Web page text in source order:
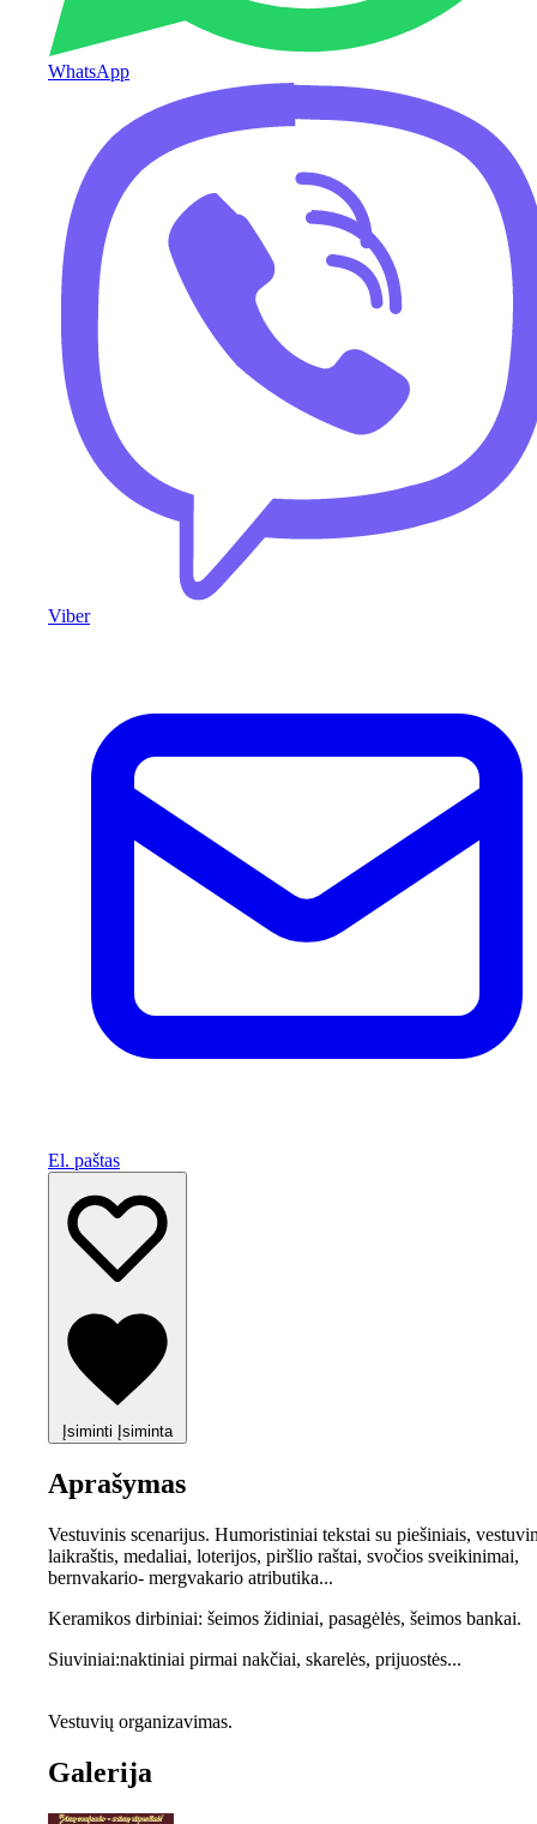
WhatsApp
Viber
El. paštas
Įsiminti Įsiminta
Aprašymas
Vestuvinis scenarijus. Humoristiniai tekstai su piešiniais,
laikraštis, medaliai, loterijos, piršlio raštai, svočios sveikinimai,
bernvakario- mergvakario atributika...
Keramikos dirbiniai: šeimos židiniai, pasagėlės, šeimos bankai.
Siuviniai:naktiniai pirmai nakčiai, skarelės, prijuostės...
Vestuvių organizavimas.
Galerija